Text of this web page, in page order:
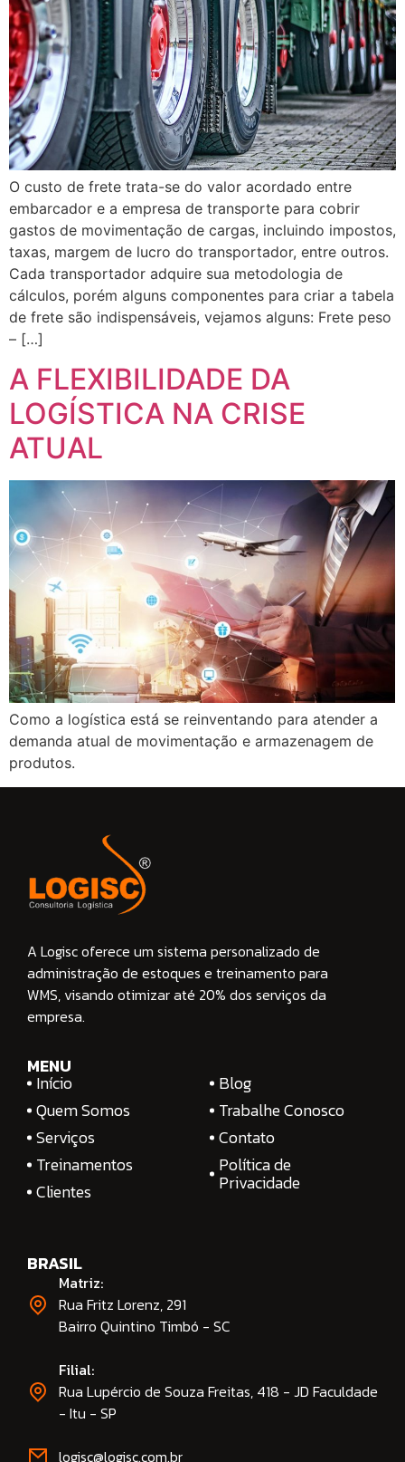
O custo de frete trata-se do valor acordado entre
embarcador e a empresa de transporte para cobrir
gastos de movimentação de cargas, incluindo impostos,
taxas, margem de lucro do transportador, entre outros.
Cada transportador adquire sua metodologia de
cálculos, porém alguns componentes para criar a tabela
de frete são indispensáveis, vejamos alguns: Frete peso
– […]
A FLEXIBILIDADE DA
LOGÍSTICA NA CRISE
ATUAL
Como a logística está se reinventando para atender a
demanda atual de movimentação e armazenagem de
produtos.
A Logisc oferece um sistema personalizado de
administração de estoques e treinamento para
WMS, visando otimizar até 20% dos serviços da
empresa.
MENU
Início
Quem Somos
Serviços
Treinamentos
Clientes
Blog
Trabalhe Conosco
Contato
Política de
Privacidade
BRASIL
Matriz:
Rua Fritz Lorenz, 291
Bairro Quintino Timbó - SC
Filial:
Rua Lupércio de Souza Freitas, 418 - JD Faculdade
- Itu - SP
logisc@logisc.com.br​